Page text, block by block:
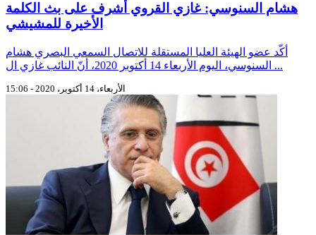
هشام السنوسي: غازي القروي أشرف على بث الكلمة
الأخيرة للمشيشي
أكّد عضو الهيئة العليا المستقلة للاتصال السمعي البصري هشام
السنوسي، اليوم الأربعاء 14 أكتوبر 2020، أنّ النائب غازي ال ...
الأربعاء، 14 أكتوبر، 2020 - 15:06